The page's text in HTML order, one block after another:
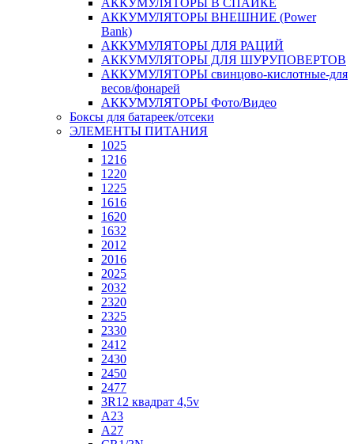
АККУМУЛЯТОРЫ В СПАЙКЕ
АККУМУЛЯТОРЫ ВНЕШНИЕ (Power
Bank)
АККУМУЛЯТОРЫ ДЛЯ РАЦИЙ
АККУМУЛЯТОРЫ ДЛЯ ШУРУПОВЕРТОВ
АККУМУЛЯТОРЫ свинцово-кислотные-для
весов/фонарей
АККУМУЛЯТОРЫ Фото/Видео
Боксы для батареек/отсеки
ЭЛЕМЕНТЫ ПИТАНИЯ
1025
1216
1220
1225
1616
1620
1632
2012
2016
2025
2032
2320
2325
2330
2412
2430
2450
2477
3R12 квадрат 4,5v
A23
A27